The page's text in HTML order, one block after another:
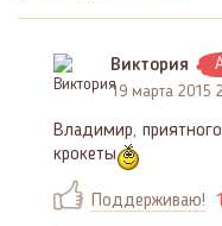
Виктория
19 марта 2015
Владимир,
крокеты
Поддерживаю! 1